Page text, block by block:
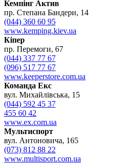
Кемпінг Актив
пр. Степана Бандери, 14
(044) 360 60 95
www.kemping.kiev.ua
Кіпер
пр. Перемоги, 67
(044) 337 77 67
(096) 517 77 67
www.keeperstore.com.ua
Команда Екс
вул. Михайлівська, 15
(044) 592 45 37
455 60 42
www.ex.com.ua
Мультиспорт
вул. Антоновича, 165
(073) 812 88 22
www.multisport.com.ua